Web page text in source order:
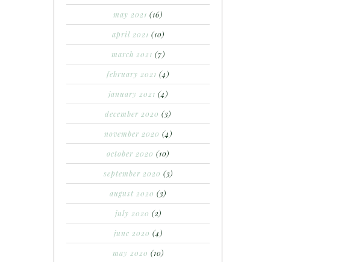
may 2021 (16)
april 2021 (10)
march 2021 (7)
february 2021 (4)
january 2021 (4)
december 2020 (3)
november 2020 (4)
october 2020 (10)
september 2020 (3)
august 2020 (3)
july 2020 (2)
june 2020 (4)
may 2020 (10)